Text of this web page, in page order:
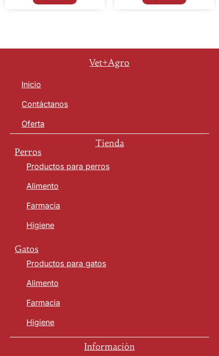
Vet+Agro
Inicio
Contáctanos
Oferta
Tienda
Perros
Productos para perros
Alimento
Farmacia
Higiene
Gatos
Productos para gatos
Alimento
Farmacia
Higiene
Información